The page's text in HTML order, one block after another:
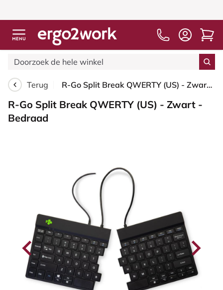
Terug R-Go Split Break QWERTY (US) - Zwart - Bedraad
R-Go Split Break QWERTY (US) - Zwart -
Bedraad